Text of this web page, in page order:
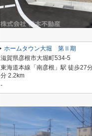
ホームタウン大堀 第Ⅱ期
滋賀県彦根市大堀町534-5
東海道本線「南彦根」駅 徒歩27
分 2.2km
-